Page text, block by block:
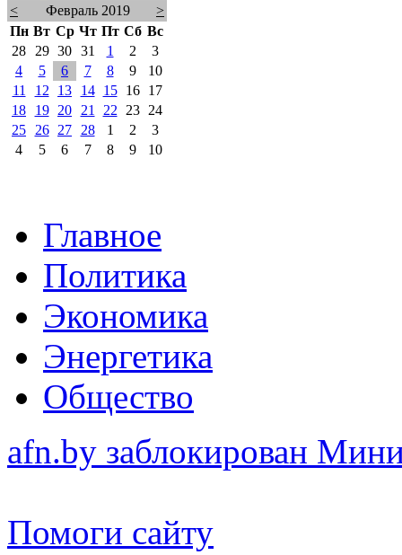
< Февраль 2019
>
Пн Вт Ср Чт Пт Сб Вс
28
29 30 31 1 2
3
4
5 6 7 8 9
10
11
12 13 14 15 16
17
18
19 20 21 22 23
24
25
26 27 28 1 2
3
4
5 6 7 8 9 10
Главное
Политика
Экономика
Энергетика
Общество
afn.by заблокирован
Помоги сайту